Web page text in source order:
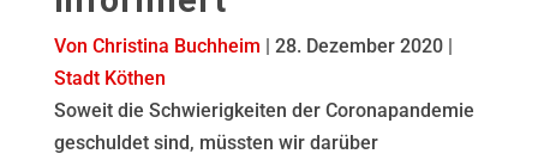
Von Christina Buchheim | 28. Dezember 2020 |
Stadt Köthen
Soweit die Schwierigkeiten der Coronapandemie
geschuldet sind, müssten wir darüber